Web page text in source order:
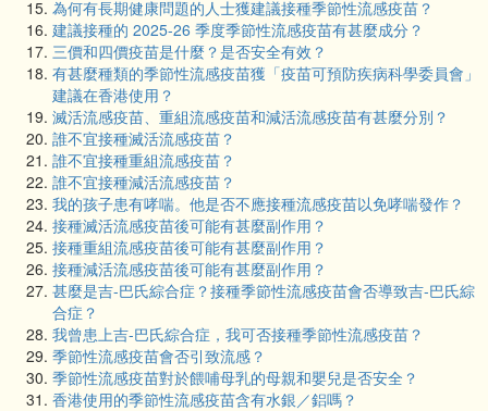
為何有長期健康問題的人士獲建議接種季節性流感疫苗？
建議接種的 2025-26 季度季節性流感疫苗有甚麼成分？
三價和四價疫苗是什麼？是否安全有效？
有甚麼種類的季節性流感疫苗獲「疫苗可預防疾病科學委員會」
建議在香港使用？
滅活流感疫苗、重組流感疫苗和減活流感疫苗有甚麼分別？
誰不宜接種滅活流感疫苗？
誰不宜接種重組流感疫苗？
誰不宜接種減活流感疫苗？
我的孩子患有哮喘。他是否不應接種流感疫苗以免哮喘發作？
接種滅活流感疫苗後可能有甚麼副作用？
接種重組流感疫苗後可能有甚麼副作用？
接種減活流感疫苗後可能有甚麼副作用？
甚麼是吉-巴氏綜合症？接種季節性流感疫苗會否導致吉-巴氏綜
合症？
我曾患上吉-巴氏綜合症，我可否接種季節性流感疫苗？
季節性流感疫苗會否引致流感？
季節性流感疫苗對於餵哺母乳的母親和嬰兒是否安全？
香港使用的季節性流感疫苗含有水銀／鋁嗎？